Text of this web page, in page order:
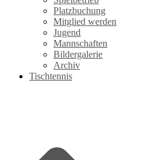
Platzbuchung
Mitglied werden
Jugend
Mannschaften
Bildergalerie
Archiv
Tischtennis